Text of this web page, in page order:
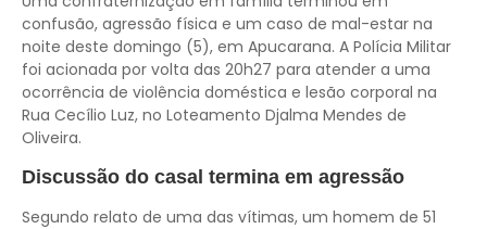
confusão, agressão física e um caso de mal-estar na
noite deste domingo (5), em Apucarana. A Polícia Militar
foi acionada por volta das 20h27 para atender a uma
ocorrência de violência doméstica e lesão corporal na
Rua Cecílio Luz, no Loteamento Djalma Mendes de
Oliveira.
Discussão do casal termina em agressão
Segundo relato de uma das vítimas, um homem de 51